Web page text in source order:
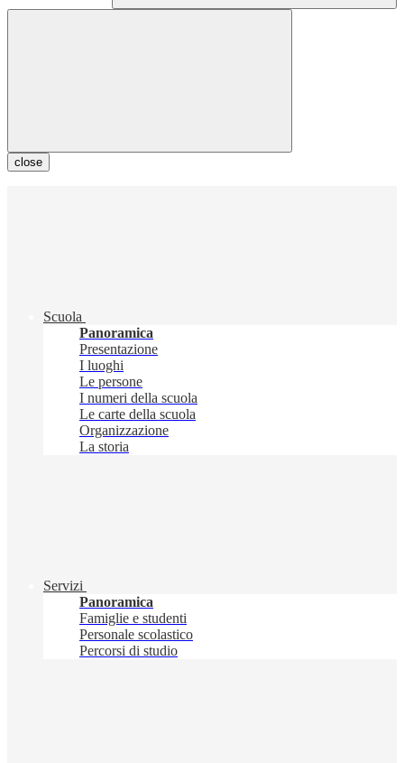
close
Scuola
Panoramica
Presentazione
I luoghi
Le persone
I numeri della scuola
Le carte della scuola
Organizzazione
La storia
Servizi
Panoramica
Famiglie e studenti
Personale scolastico
Percorsi di studio